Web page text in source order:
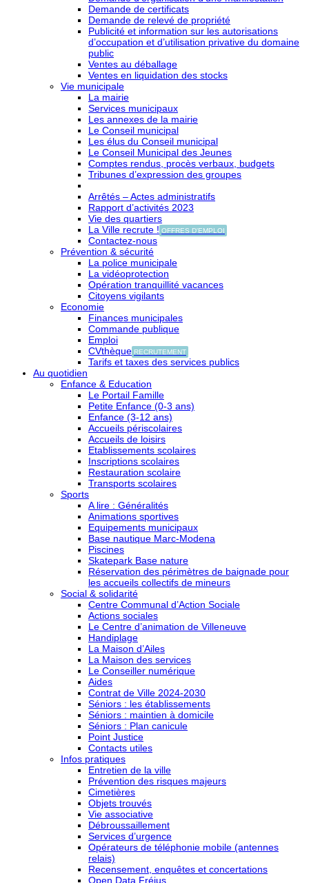
Demande de certificats
Demande de relevé de propriété
Publicité et information sur les autorisations
d’occupation et d’utilisation privative du domaine
public
Ventes au déballage
Ventes en liquidation des stocks
Vie municipale
La mairie
Services municipaux
Les annexes de la mairie
Le Conseil municipal
Les élus du Conseil municipal
Le Conseil Municipal des Jeunes
Comptes rendus, procès verbaux, budgets
Tribunes d’expression des groupes
Arrêtés – Actes administratifs
Rapport d’activités 2023
Vie des quartiers
La Ville recrute ! OFFRES D'EMPLOI
Contactez-nous
Prévention & sécurité
La police municipale
La vidéoprotection
Opération tranquillité vacances
Citoyens vigilants
Economie
Finances municipales
Commande publique
Emploi
CVthèque RECRUTEMENT
Tarifs et taxes des services publics
Au quotidien
Enfance & Education
Le Portail Famille
Petite Enfance (0-3 ans)
Enfance (3-12 ans)
Accueils périscolaires
Accueils de loisirs
Etablissements scolaires
Inscriptions scolaires
Restauration scolaire
Transports scolaires
Sports
A lire : Généralités
Animations sportives
Equipements municipaux
Base nautique Marc-Modena
Piscines
Skatepark Base nature
Réservation des périmètres de baignade pour
les accueils collectifs de mineurs
Social & solidarité
Centre Communal d’Action Sociale
Actions sociales
Le Centre d’animation de Villeneuve
Handiplage
La Maison d’Ailes
La Maison des services
Le Conseiller numérique
Aides
Contrat de Ville 2024-2030
Séniors : les établissements
Séniors : maintien à domicile
Séniors : Plan canicule
Point Justice
Contacts utiles
Infos pratiques
Entretien de la ville
Prévention des risques majeurs
Cimetières
Objets trouvés
Vie associative
Débroussaillement
Services d’urgence
Opérateurs de téléphonie mobile (antennes
relais)
Recensement, enquêtes et concertations
Open Data Fréjus